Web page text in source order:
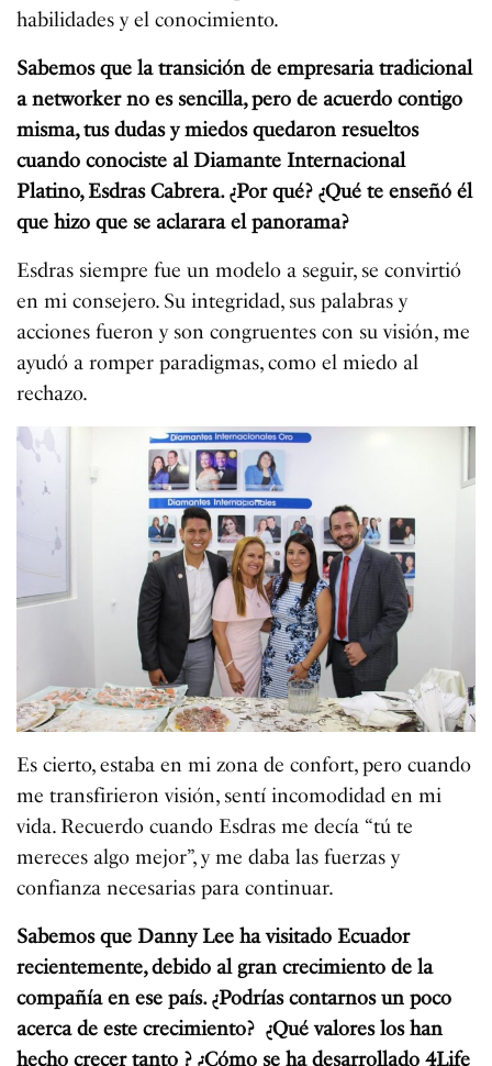
habilidades y el conocimiento.
Sabemos que la transición de empresaria tradicional
a networker no es sencilla, pero de acuerdo contigo
misma, tus dudas y miedos quedaron resueltos
cuando conociste al Diamante Internacional
Platino, Esdras Cabrera. ¿Por qué? ¿Qué te enseñó él
que hizo que se aclarara el panorama?
Esdras siempre fue un modelo a seguir, se convirtió
en mi consejero. Su integridad, sus palabras y
acciones fueron y son congruentes con su visión, me
ayudó a romper paradigmas, como el miedo al
rechazo.
Es cierto, estaba en mi zona de confort, pero cuando
me transfirieron visión, sentí incomodidad en mi
vida. Recuerdo cuando Esdras me decía “tú te
mereces algo mejor”, y me daba las fuerzas y
confianza necesarias para continuar.
Sabemos que Danny Lee ha visitado Ecuador
recientemente, debido al gran crecimiento de la
compañía en ese país. ¿Podrías contarnos un poco
acerca de este crecimiento? ¿Qué valores los han
hecho crecer tanto ? ¿Cómo se ha desarrollado 4Life